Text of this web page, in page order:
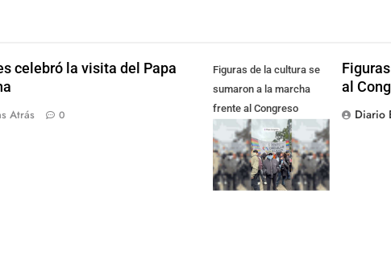
celebró la visita del Papa
Atrás 0
Figuras de la cultura se
sumaron a la marcha
frente al Congreso
contra la Ley de
Propiedad Privada
al
Diario